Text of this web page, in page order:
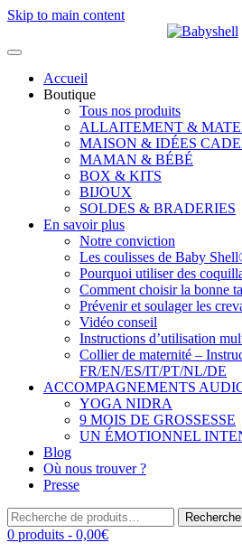
Skip to main content
Accueil
Boutique
Tous nos produits
ALLAITEMENT &
MAISON & IDÉES
MAMAN & BÉBÉ
BOX & KITS
BIJOUX
SOLDES & BRADERIES
En savoir plus
Notre conviction
Les coulisses de Baby
Pourquoi utiliser des
Comment choisir la bonne
Prévenir et soulager les
Vidéo conseil
Instructions d’utilisation
Collier de maternité –
FR/EN/ES/IT/PT/NL/DE
ACCOMPAGNEMENTS
YOGA NIDRA
9 MOIS DE GROSSESSE
UN ÉMOTIONNEL
Blog
Où nous trouver ?
Presse
Recherche
pour :
Recherche
0 produits - 0,00€